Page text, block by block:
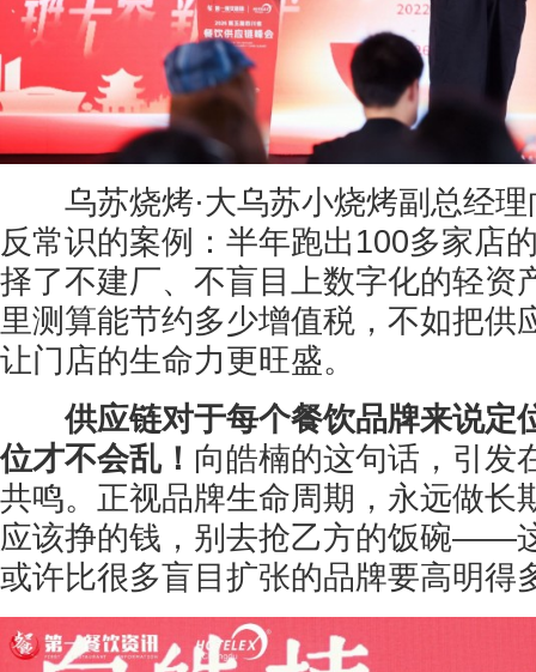
乌苏烧烤·大乌苏小烧烤副总经理
反常识的案例：半年跑出100多家店
择了不建厂、不盲目上数字化的轻资
里测算能节约多少增值税，不如把供
让门店的生命力更旺盛。
供应链对于每个餐饮品牌来说定
位才不会乱！ 向皓楠的这句话，引发
共鸣。正视品牌生命周期，永远做长
应该挣的钱，别去抢乙方的饭碗——
或许比很多盲目扩张的品牌要高明得